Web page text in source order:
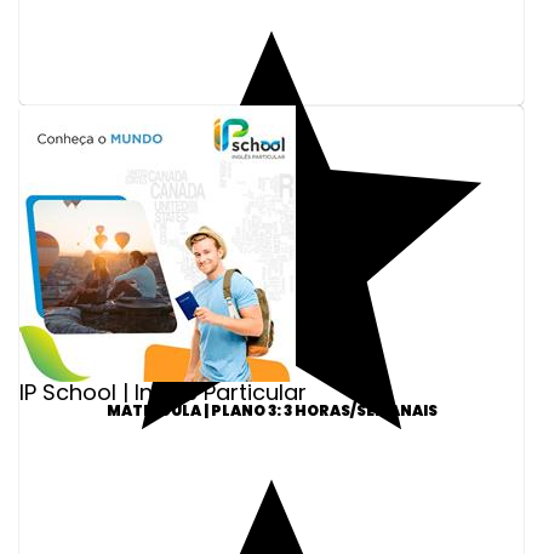
IP School | Inglês Particular
MATRÍCULA | PLANO 3: 3 HORAS/SEMANAIS